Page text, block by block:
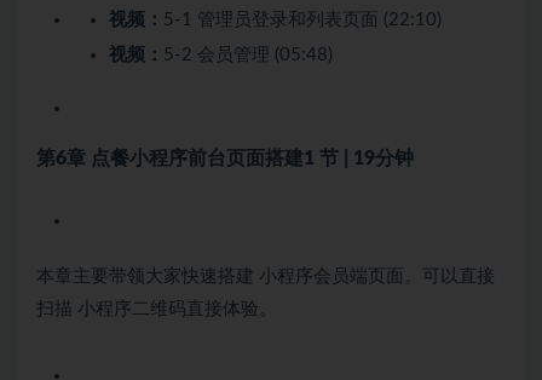
视频： 5-1 管理员登录和列表页面 (22:10)
视频： 5-2 会员管理 (05:48)
第6章 点餐小程序前台页面搭建1 节 | 19分钟
本章主要带领大家快速搭建 小程序会员端页面。可以直接
扫描 小程序二维码直接体验。